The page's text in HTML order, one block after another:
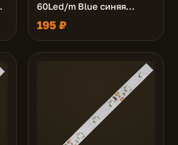
60Led/m Blue синяя
светодиодная лента на
катушке 5м.
195 ₽